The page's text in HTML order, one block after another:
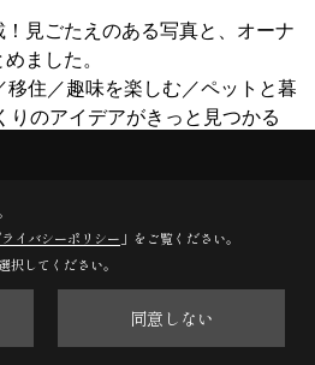
見ごたえのある写真と、オーナ
ました。
移住／趣味を楽しむ／ペットと暮
りのアイデアがきっと見つかる
ライバシーポリシー 」をご覧ください。
してください。
同意しない